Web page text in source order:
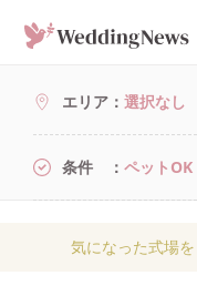
エリア 選択なし
条件 ペットOK
気になった式場